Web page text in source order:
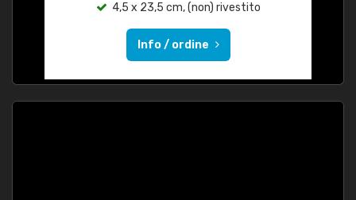
4,5 x 23,5 cm, (non) rivestito
Info / ordine